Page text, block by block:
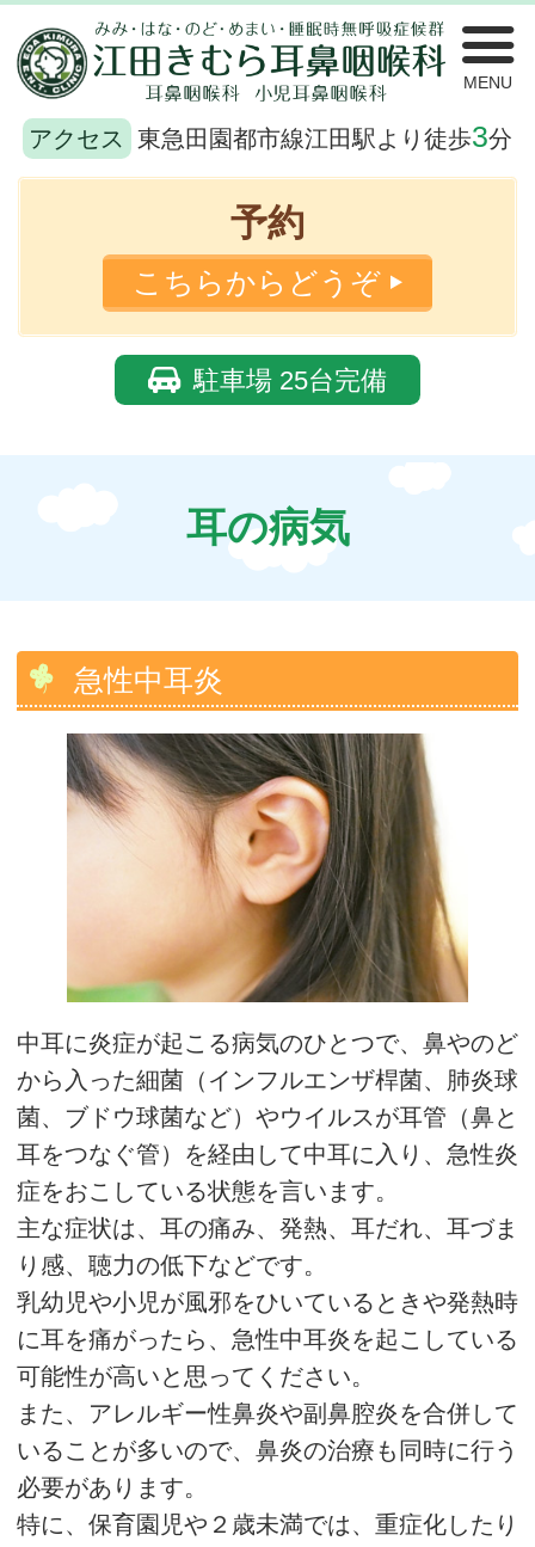
アクセス 東急田園都市線江田駅より徒歩3分
予約
こちらからどうぞ
駐車場 25台完備
耳の病気
急性中耳炎
中耳に炎症が起こる病気のひとつで、鼻やのど
から入った細菌（インフルエンザ桿菌、肺炎球
菌、ブドウ球菌など）やウイルスが耳管（鼻と
耳をつなぐ管）を経由して中耳に入り、急性炎
症をおこしている状態を言います。
主な症状は、耳の痛み、発熱、耳だれ、耳づま
り感、聴力の低下などです。
乳幼児や小児が風邪をひいているときや発熱時
に耳を痛がったら、急性中耳炎を起こしている
可能性が高いと思ってください。
また、アレルギー性鼻炎や副鼻腔炎を合併して
いることが多いので、鼻炎の治療も同時に行う
必要があります。
特に、保育園児や２歳未満では、重症化したり